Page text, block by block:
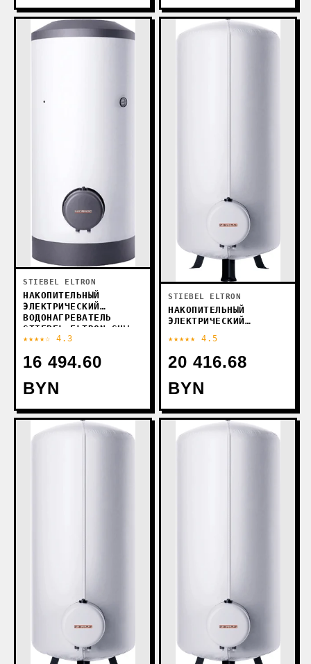
STIEBEL ELTRON
НАКОПИТЕЛЬНЫЙ
ЭЛЕКТРИЧЕСКИЙ
ВОДОНАГРЕВАТЕЛЬ
STIEBEL ELTRON SHW
200 S
★★★★☆ 4.3
16 494.60
BYN
STIEBEL ELTRON
НАКОПИТЕЛЬНЫЙ
ЭЛЕКТРИЧЕСКИЙ
STIEBEL ELTRON SHW
400 ACE
★★★★★ 4.5
20 416.68
BYN